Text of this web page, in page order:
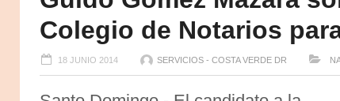
Colegio de Notarios
18 JUNIO 2014 SERVICIOS - COSTA VERDE DR